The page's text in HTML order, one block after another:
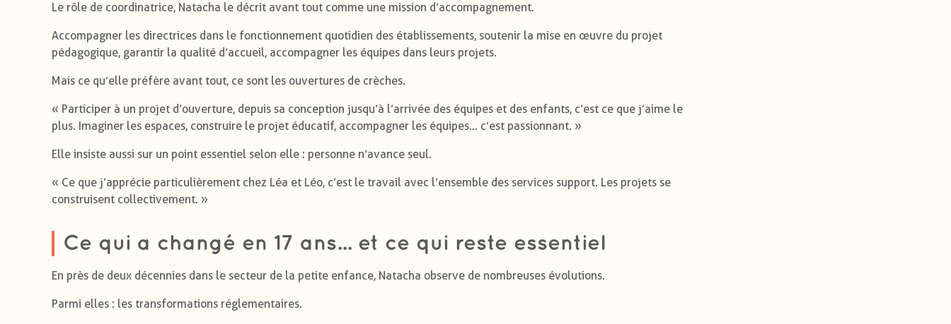
Le rôle de coordinatrice, Natacha le décrit avant tout comme une mission d’accompagnement.
Accompagner les directrices dans le fonctionnement quotidien des établissements, soutenir la mise en œuvre du projet
pédagogique, garantir la qualité d’accueil, accompagner les équipes dans leurs projets.
Mais ce qu’elle préfère avant tout, ce sont les ouvertures de crèches.
« Participer à un projet d’ouverture, depuis sa conception jusqu’à l’arrivée des équipes et des enfants, c’est ce que j’aime le
plus. Imaginer les espaces, construire le projet éducatif, accompagner les équipes… c’est passionnant. »
Elle insiste aussi sur un point essentiel selon elle : personne n’avance seul.
« Ce que j’apprécie particulièrement chez Léa et Léo, c’est le travail avec l’ensemble des services support. Les projets se
construisent collectivement. »
Ce qui a changé en 17 ans... et ce qui reste essentiel
En près de deux décennies dans le secteur de la petite enfance, Natacha observe de nombreuses évolutions.
Parmi elles : les transformations réglementaires.